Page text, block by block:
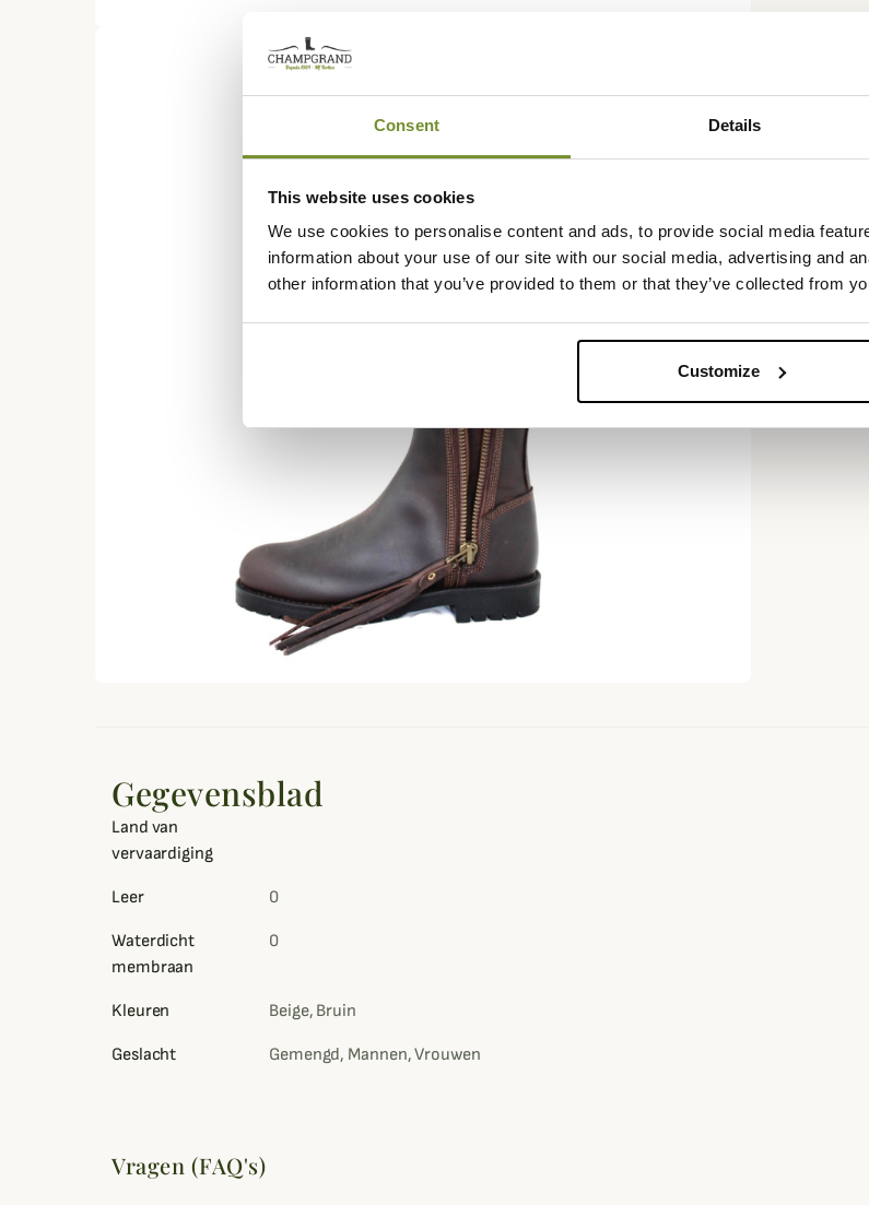
Consent Details
This website uses cookies
We use cookies to personalise content and ads, to provide social media
information about your use of our site with our social media, advertising and
other information that you’ve provided to them or that they’ve collected from
Customize
Gegevensblad
Land van
vervaardiging
Leer 0
Waterdicht
membraan
0
Kleuren Beige, Bruin
Geslacht Gemengd, Mannen, Vrouwen
Vragen (FAQ's)